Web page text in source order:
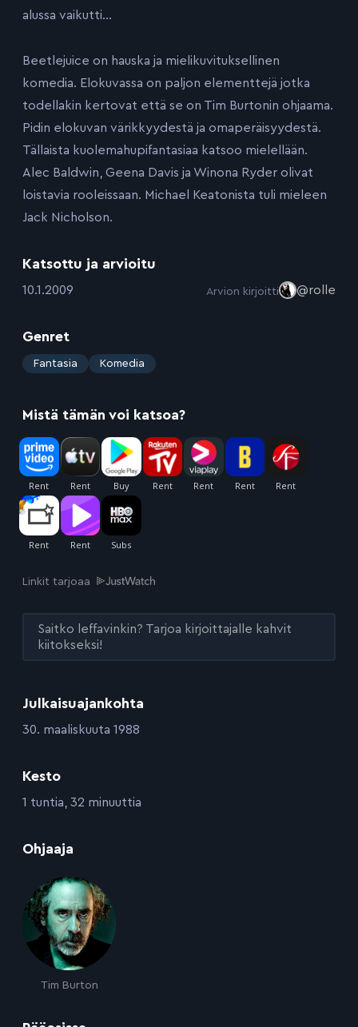
Julkaisuajankohta
:30. maaliskuuta 1988
Kesto
:1 tuntia, 32 minuuttia
Ohjaaja
Tim Burton
alussa vaikutti…
Beetlejuice on hauska ja mielikuvituksellinen
komedia. Elokuvassa on paljon elementtejä jotka
todellakin kertovat että se on Tim Burtonin ohjaama.
Pidin elokuvan värikkyydestä ja omaperäisyydestä.
Tällaista kuolemahupifantasiaa katsoo mielellään.
Alec Baldwin, Geena Davis ja Winona Ryder olivat
loistavia rooleissaan. Michael Keatonista tuli mieleen
Jack Nicholson.
Katsottu ja arvioitu
:10.1.2009 Arvion kirjoitti @rolle
Genret
: Fantasia Komedia
Mistä tämän voi katsoa?
Linkit tarjoaa
Saitko leffavinkin? Tarjoa kirjoittajalle kahvit
kiitokseksi!